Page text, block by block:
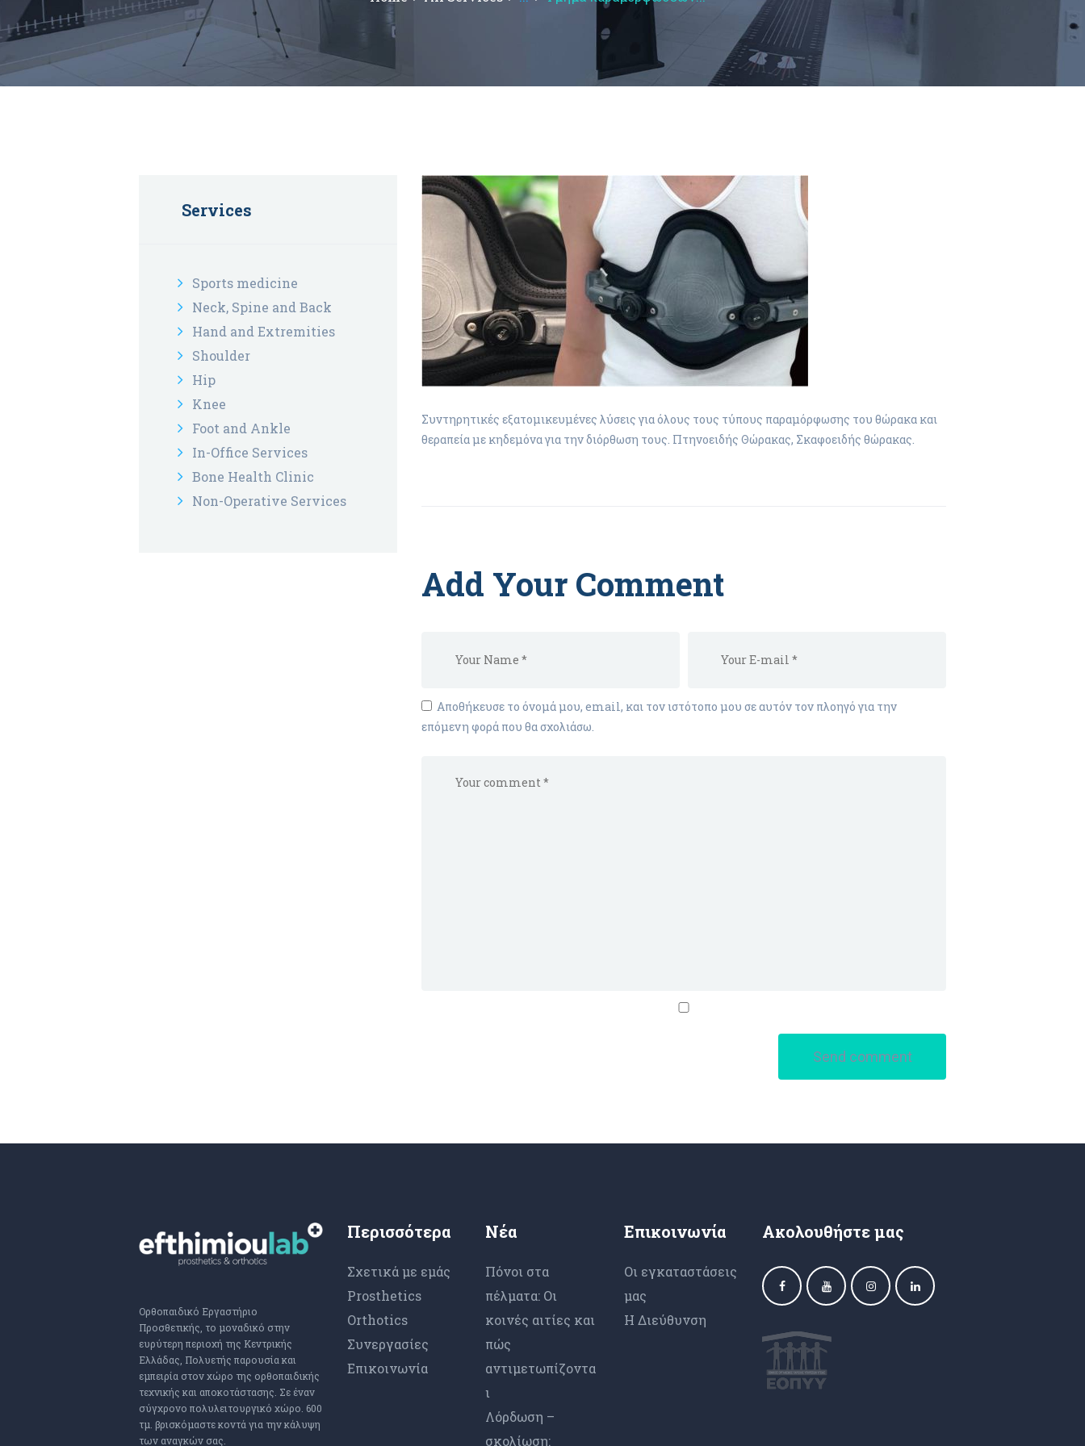
Συντηρητικές εξατομικευμένες λύσεις για όλους τους τύπους παραμόρφωσης του θώρακα και
θεραπεία με κηδεμόνα για την διόρθωση τους. Πτηνοειδής Θώρακας, Σκαφοειδής θώρακας.
Add Your Comment
Αποθήκευσε το όνομά μου, email, και τον ιστότοπο μου σε αυτόν τον πλοηγό για την
επόμενη φορά που θα σχολιάσω.
Services
Sports medicine
Neck, Spine and Back
Hand and Extremities
Shoulder
Hip
Knee
Foot and Ankle
In-Office Services
Bone Health Clinic
Non-Operative Services
Ορθοπαιδικό Εργαστήριο
Προσθετικής, το μοναδικό στην
ευρύτερη περιοχή της Κεντρικής
Ελλάδας, Πολυετής παρουσία και
εμπειρία στον χώρο της ορθοπαιδικής
τεχνικής και αποκοτάστασης. Σε έναν
σύγχρονο πολυλειτουργικό χώρο. 600
τμ. βρισκόμαστε κοντά για την κάλυψη
των αναγκών σας.
Περισσότερα
Σχετικά με εμάς
Prosthetics
Orthotics
Συνεργασίες
Επικοινωνία
Νέα
Πόνοι στα
πέλματα: Οι
κοινές αιτίες και
πώς
αντιμετωπίζοντα
ι
Λόρδωση –
σκολίωση:
Επικοινωνία
Οι εγκαταστάσεις
μας
Η Διεύθυνση
Ακολουθήστε μας